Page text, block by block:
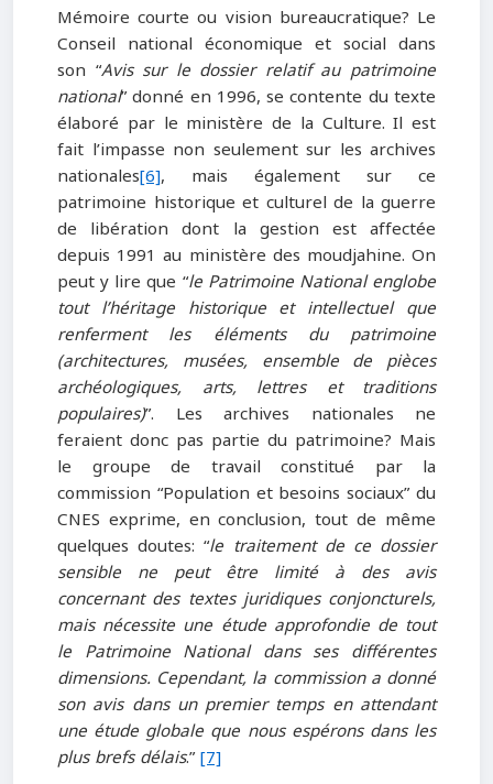
Mémoire courte ou vision bureaucratique? Le
Conseil national économique et social dans
son “Avis sur le dossier relatif au patrimoine
national” donné en 1996, se contente du texte
élaboré par le ministère de la Culture. Il est
fait l’impasse non seulement sur les archives
nationales[6], mais également sur ce
patrimoine historique et culturel de la guerre
de libération dont la gestion est affectée
depuis 1991 au ministère des moudjahine. On
peut y lire que “le Patrimoine National englobe
tout l’héritage historique et intellectuel que
renferment les éléments du patrimoine
(architectures, musées, ensemble de pièces
archéologiques, arts, lettres et traditions
populaires)”. Les archives nationales ne
feraient donc pas partie du patrimoine? Mais
le groupe de travail constitué par la
commission “Population et besoins sociaux” du
CNES exprime, en conclusion, tout de même
quelques doutes: “le traitement de ce dossier
sensible ne peut être limité à des avis
concernant des textes juridiques conjoncturels,
mais nécessite une étude approfondie de tout
le Patrimoine National dans ses différentes
dimensions. Cependant, la commission a donné
son avis dans un premier temps en attendant
une étude globale que nous espérons dans les
plus brefs délais.”[7]